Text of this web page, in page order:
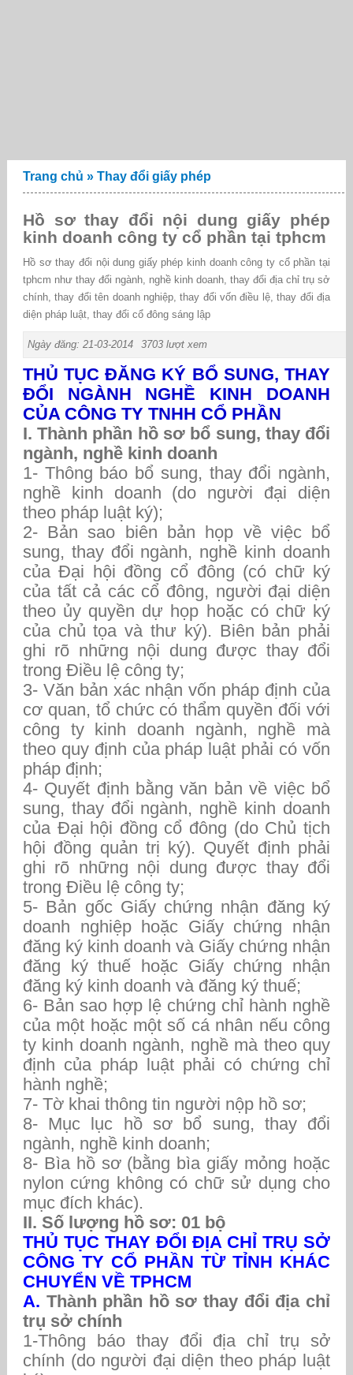
Hồ sơ thay đổi nội dung giấy phép
kinh doanh công ty cổ phần tại tphcm
Hồ sơ thay đổi nội dung giấy phép kinh doanh công ty cổ phần tại
tphcm như thay đổi ngành, nghề kinh doanh, thay đổi địa chỉ trụ sở
chính, thay đổi tên doanh nghiệp, thay đổi vốn điều lệ, thay đổi địa
diện pháp luật, thay đổi cổ đông sáng lập
Ngày đăng: 21-03-2014 3703 lượt xem
THỦ TỤC ĐĂNG KÝ BỔ SUNG, THAY
ĐỔI NGÀNH NGHỀ KINH DOANH
CỦA CÔNG TY TNHH CỔ PHẦN
I.Thành phần hồ sơ bổ sung, thay đổi
ngành, nghề kinh doanh
1- Thông báo bổ sung, thay đổi ngành,
nghề kinh doanh (do người đại diện
theo pháp luật ký);
2- Bản sao biên bản họp về việc bổ
sung, thay đổi ngành, nghề kinh doanh
của Đại hội đồng cổ đông (có chữ ký
của tất cả các cổ đông, người đại diện
theo ủy quyền dự họp hoặc có chữ ký
của chủ tọa và thư ký). Biên bản phải
ghi rõ những nội dung được thay đổi
trong Điều lệ công ty;
3- Văn bản xác nhận vốn pháp định của
cơ quan, tổ chức có thẩm quyền đối với
công ty kinh doanh ngành, nghề mà
theo quy định của pháp luật phải có vốn
pháp định;
4- Quyết định bằng văn bản về việc bổ
sung, thay đổi ngành, nghề kinh doanh
của Đại hội đồng cổ đông (do Chủ tịch
hội đồng quản trị ký). Quyết định phải
ghi rõ những nội dung được thay đổi
trong Điều lệ công ty;
5- Bản gốc Giấy chứng nhận đăng ký
doanh nghiệp hoặc Giấy chứng nhận
đăng ký kinh doanh và Giấy chứng nhận
đăng ký thuế hoặc Giấy chứng nhận
đăng ký kinh doanh và đăng ký thuế;
6- Bản sao hợp lệ chứng chỉ hành nghề
của một hoặc một số cá nhân nếu công
ty kinh doanh ngành, nghề mà theo quy
định của pháp luật phải có chứng chỉ
hành nghề;
7- Tờ khai thông tin người nộp hồ sơ;
8- Mục lục hồ sơ bổ sung, thay đổi
ngành, nghề kinh doanh;
8- Bìa hồ sơ (bằng bìa giấy mỏng hoặc
nylon cứng không có chữ sử dụng cho
mục đích khác).
II. Số lượng hồ sơ: 01 bộ
THỦ TỤC THAY ĐỔI ĐỊA CHỈ TRỤ SỞ
CÔNG TY CỔ PHẦN TỪ TỈNH KHÁC
CHUYỂN VỀ TPHCM
A. Thành phần hồ sơ thay đổi địa chỉ
trụ sở chính
1-Thông báo thay đổi địa chỉ trụ sở
chính (do người đại diện theo pháp luật
Trang chủ » Thay đổi giấy phép